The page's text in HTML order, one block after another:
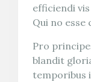
efficiendi
Qui no esse
Pro
blandit
temporibus